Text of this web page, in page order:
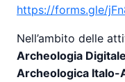
https://forms.gle/
Nell’ambito delle
Archeologia Digitale
Archeologica Italo-